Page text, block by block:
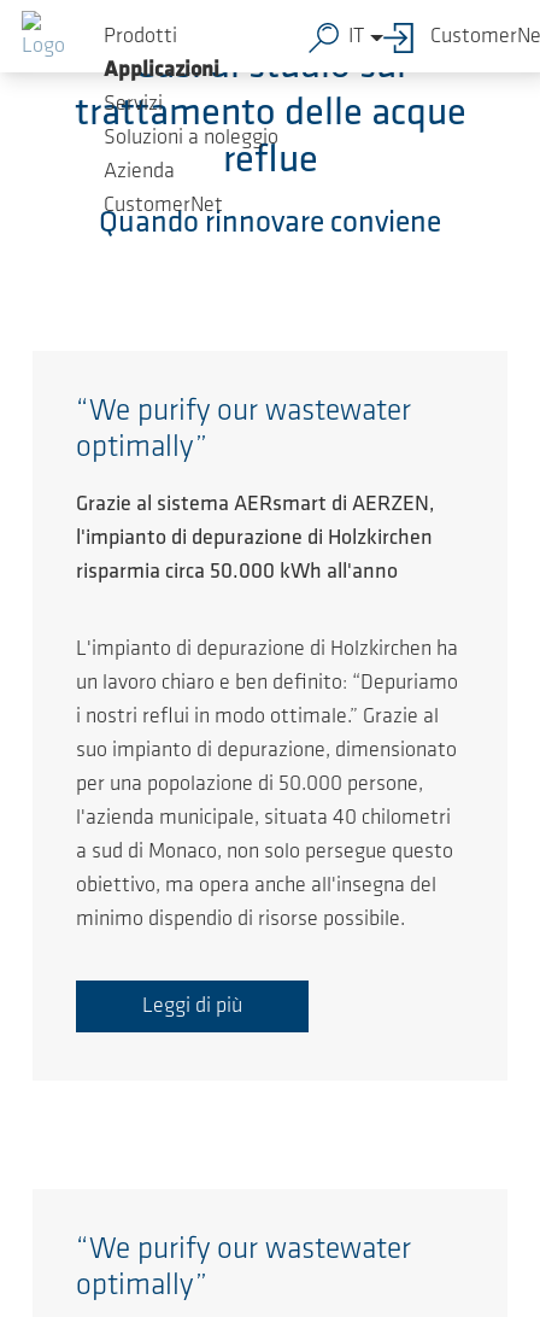
Salta al contenuto principale
Prodotti
Applicazioni
Servizi
Soluzioni a noleggio
Azienda
CustomerNet
IT
Casi di studio sul
trattamento delle acque
reflue
Quando rinnovare conviene
“We purify our wastewater
optimally”
Grazie al sistema AERsmart di AERZEN,
l'impianto di depurazione di Holzkirchen
risparmia circa 50.000 kWh all'anno
L'impianto di depurazione di Holzkirchen ha
un lavoro chiaro e ben definito: “Depuriamo
i nostri reflui in modo ottimale.” Grazie al
suo impianto di depurazione, dimensionato
per una popolazione di 50.000 persone,
l'azienda municipale, situata 40 chilometri
a sud di Monaco, non solo persegue questo
obiettivo, ma opera anche all'insegna del
minimo dispendio di risorse possibile.
Leggi di più
“We purify our wastewater
optimally”